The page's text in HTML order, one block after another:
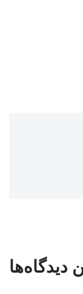
دیدگاه‌ها